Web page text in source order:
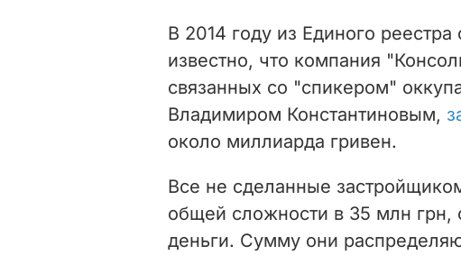
В 2014 году из Единого
известно, что компания
связанных со "спикером"
Владимиром Константиновым,
около миллиарда гривен.
Все не сделанные
общей сложности в 35 млн грн,
деньги. Сумму они